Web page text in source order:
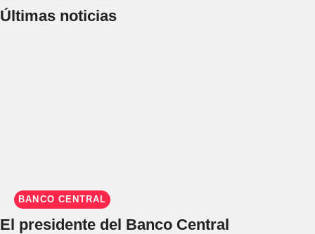
Últimas noticias
BANCO CENTRAL
El presidente del Banco Central